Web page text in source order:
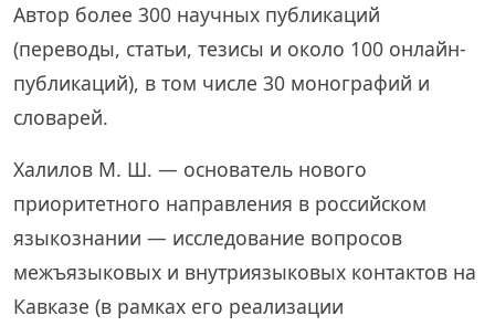
Автор более 300 научных публикаций
(переводы, статьи, тезисы и около 100 онлайн-
публикаций), в том числе 30 монографий и
словарей.
Халилов М. Ш. — основатель нового
приоритетного направления в российском
языкознании — исследование вопросов
межъязыковых и внутриязыковых контактов на
Кавказе (в рамках его реализации